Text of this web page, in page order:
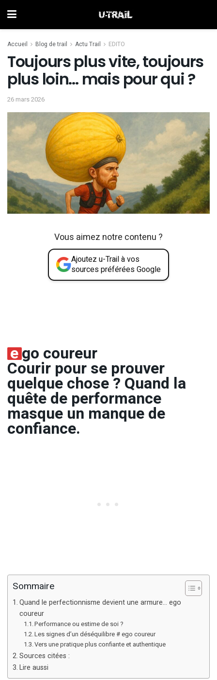
Accueil Blog de trail Actu Trail EDITO
Toujours plus vite, toujours
plus loin… mais pour qui ?
26 mars 2026
Vous aimez notre contenu ?
Ajoutez u-Trail à vos
sources préférées Google
ego coureur
Courir pour se prouver
quelque chose ? Quand la
quête de performance
masque un manque de
confiance.
Sommaire
Quand le perfectionnisme devient une armure… ego
coureur
Performance ou estime de soi ?
Les signes d’un déséquilibre # ego coureur
Vers une pratique plus confiante et authentique
Sources citées :
Lire aussi